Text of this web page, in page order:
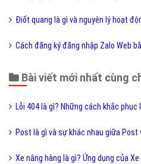
Điốt quang là gì và nguyên lý hoạt
Cách đăng ký đăng nhập Zalo Web
Bài viết mới nhất cùng
Lỗi 404 là gì? Những cách khắc phục
Post là gì và sự khác nhau giữa Post
Xe nâng hàng là gì? Ứng dụng của